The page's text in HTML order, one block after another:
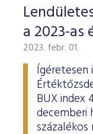
a 2023-as
2023. febr. 01.
Ígéretesen
BUX index
decemberi